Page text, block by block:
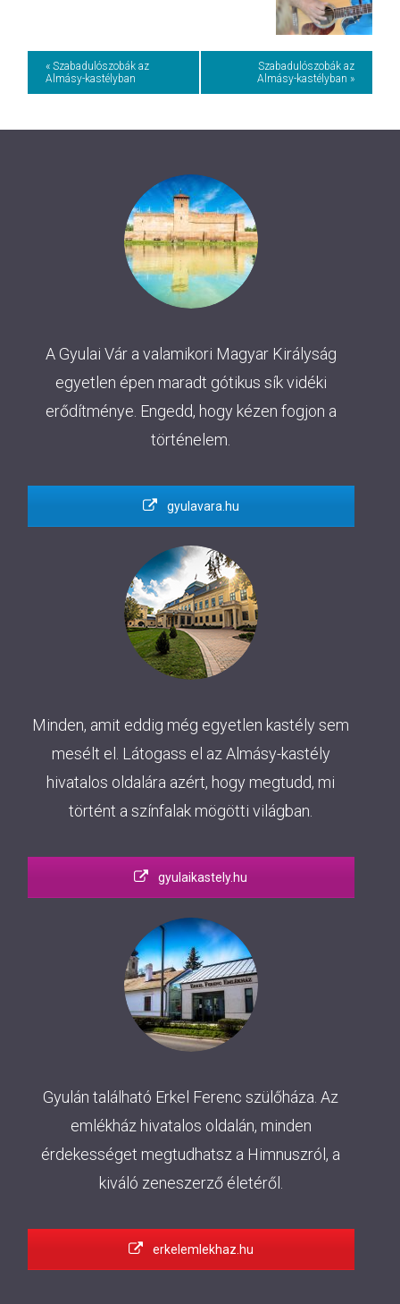
Event
Navigation
« Szabadulószobák az
Almásy-kastélyban
Szabadulószobák az
Almásy-kastélyban »
A Gyulai Vár a valamikori Magyar Királyság
egyetlen épen maradt gótikus sík vidéki
erődítménye. Engedd, hogy kézen fogjon a
történelem.
gyulavara.hu
Minden, amit eddig még egyetlen kastély sem
mesélt el. Látogass el az Almásy-kastély
hivatalos oldalára azért, hogy megtudd, mi
történt a színfalak mögötti világban.
gyulaikastely.hu
Gyulán található Erkel Ferenc szülőháza. Az
emlékház hivatalos oldalán, minden
érdekességet megtudhatsz a Himnuszról, a
kiváló zeneszerző életéről.
erkelemlekhaz.hu